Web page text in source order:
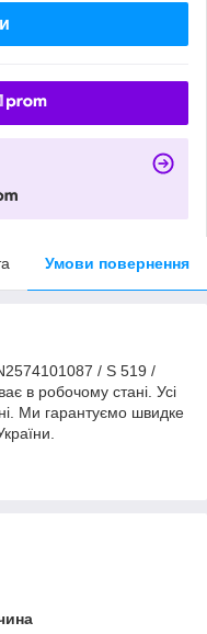
Умови повернення
/ S 519 /
в робочому стані. Усі
Ми гарантуємо швидке